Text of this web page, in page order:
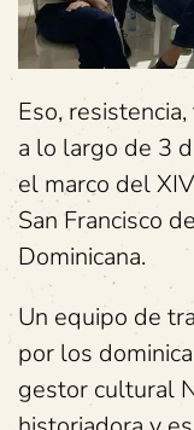
Eso,
a lo largo de 3
el marco del
San Francisco
Dominicana.
Un equipo de
por los
gestor cultural